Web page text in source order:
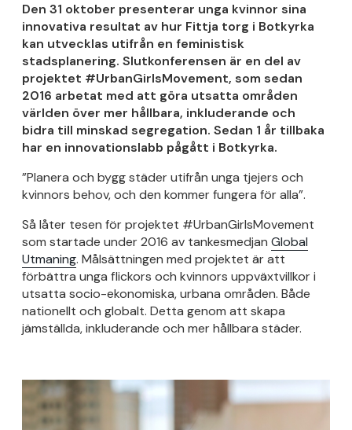
Den 31 oktober presenterar unga kvinnor sina
innovativa resultat av hur Fittja torg i Botkyrka
kan utvecklas utifrån en feministisk
stadsplanering. Slutkonferensen är en del av
projektet #UrbanGirlsMovement, som sedan
2016 arbetat med att göra utsatta områden
världen över mer hållbara, inkluderande och
bidra till minskad segregation. Sedan 1 år tillbaka
har en innovationslabb pågått i Botkyrka.
”Planera och bygg städer utifrån unga tjejers och
kvinnors behov, och den kommer fungera för alla”.
Så låter tesen för projektet #UrbanGirlsMovement
som startade under 2016 av tankesmedjan Global
Utmaning. Målsättningen med projektet är att
förbättra unga flickors och kvinnors uppväxtvillkor i
utsatta socio-ekonomiska, urbana områden. Både
nationellt och globalt. Detta genom att skapa
jämställda, inkluderande och mer hållbara städer.